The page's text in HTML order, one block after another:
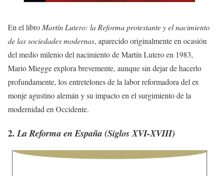
En el libroMartín Lutero: la Reforma protestante y el nacimiento
de las sociedades modernas, aparecido originalmente en ocasión
del medio milenio del nacimiento de Martín Lutero en 1983,
Mario Miegge explora brevemente, aunque sin dejar de hacerlo
profundamente, los entretelones de la labor reformadora del ex
monje agustino alemán y su impacto en el surgimiento de la
modernidad en Occidente.
2.La Reforma en España (Siglos XVI-XVIII)